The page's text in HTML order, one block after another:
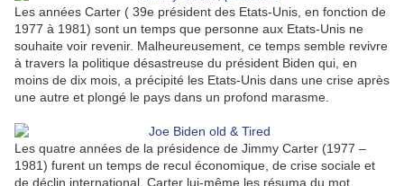
Les années Carter ( 39e président des Etats-Unis, en fonction de
1977 à 1981) sont un temps que personne aux Etats-Unis ne
souhaite voir revenir. Malheureusement, ce temps semble revivre
à travers la politique désastreuse du président Biden qui, en
moins de dix mois, a précipité les Etats-Unis dans une crise après
une autre et plongé le pays dans un profond marasme.
Les quatre années de la présidence de Jimmy Carter (1977 –
1981) furent un temps de recul économique, de crise sociale et
de déclin international. Carter lui-même les résuma du mot